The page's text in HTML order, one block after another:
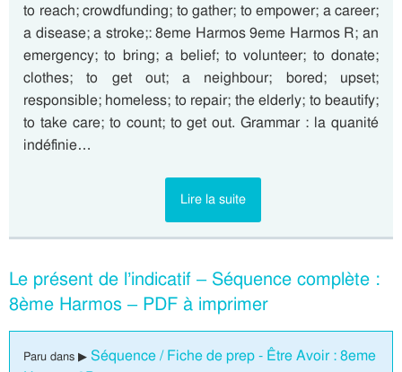
to reach; crowdfunding; to gather; to empower; a career;
a disease; a stroke;: 8eme Harmos 9eme Harmos R; an
emergency; to bring; a belief; to volunteer; to donate;
clothes; to get out; a neighbour; bored; upset;
responsible; homeless; to repair; the elderly; to beautify;
to take care; to count; to get out. Grammar : la quanité
indéfinie…
Lire la suite
Le présent de l’indicatif – Séquence complète :
8ème Harmos – PDF à imprimer
Paru dans ▶ Séquence / Fiche de prep - Être Avoir : 8eme